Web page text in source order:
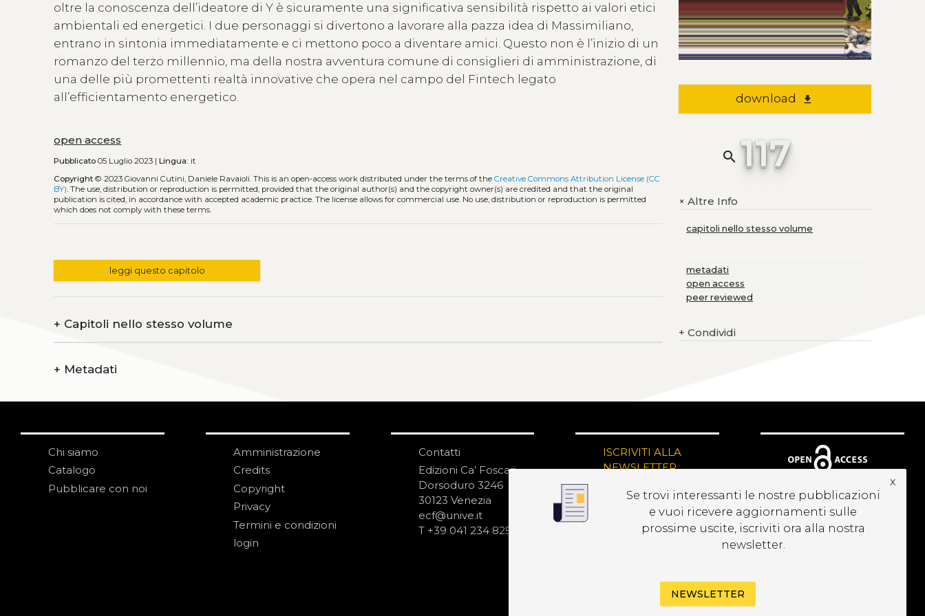
oltre la conoscenza dell’ideatore di Y è sicuramente una significativa sensibilità rispetto ai valori etici
ambientali ed energetici. I due personaggi si divertono a lavorare alla pazza idea di Massimiliano,
entrano in sintonia immediatamente e ci mettono poco a diventare amici. Questo non è l’inizio di un
romanzo del terzo millennio, ma della nostra avventura comune di consiglieri di amministrazione, di
una delle più promettenti realtà innovative che opera nel campo del Fintech legato
all’efficientamento energetico.
open access
Pubblicato 05 Luglio 2023 |Lingua: it
Copyright © 2023 Giovanni Cutini, Daniele Ravaioli.This is an open-access work distributed under the terms of theCreative Commons Attribution License (CC
BY). The use, distribution or reproduction is permitted, provided that the original author(s) and the copyright owner(s) are credited and that the original
publication is cited, in accordance with accepted academic practice. The license allows for commercial use. No use, distribution or reproduction is permitted
which does not comply with these terms.
leggi questo capitolo
+ Capitoli nello stesso volume
+ Metadati
download file_download
search 117
+Altre Info
capitoli nello stesso volume
metadati
open access
peer reviewed
+ Condividi
Chi siamo
Catalogo
Pubblicare con noi
Amministrazione
Credits
Copyright
Privacy
Termini e condizioni
login
Contatti
Edizioni Ca’ Foscari
Dorsoduro 3246
30123 Venezia
ecf@unive.it
T +39 041 234 8250
ISCRIVITI ALLA
NEWSLETTER
Se trovi interessanti le nostre pubblicazioni
e vuoi ricevere aggiornamenti sulle
prossime uscite, iscriviti ora alla nostra
newsletter.
x
NEWSLETTER